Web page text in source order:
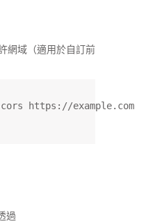
網域（適用於自訂前
https://example.com
過